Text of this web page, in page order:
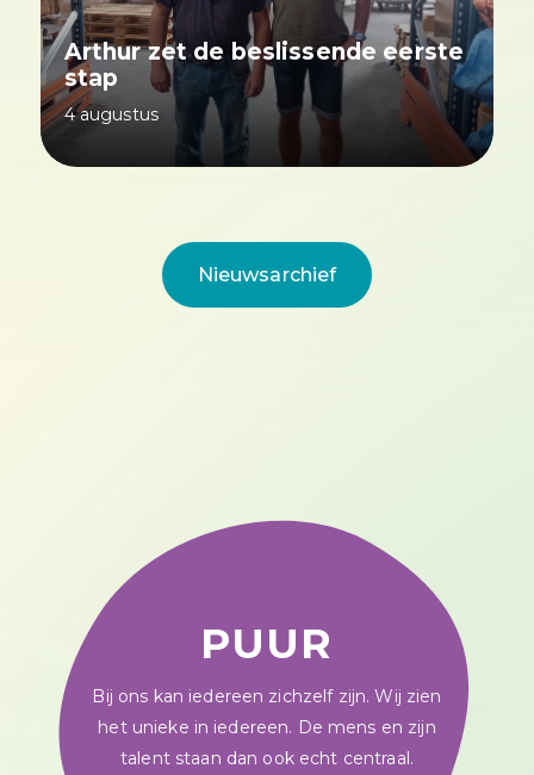
Arthur zet de beslissende eerste
stap
4 augustus
Nieuwsarchief
PUUR
Bij ons kan iedereen zichzelf zijn. Wij zien
het unieke in iedereen. De mens en zijn
talent staan dan ook echt centraal.